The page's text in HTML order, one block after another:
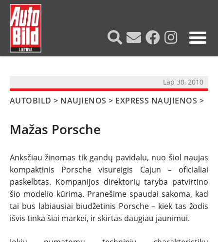
NAUJIENOS
TESTAI
Lap 30, 2010
AUTOBILD > NAUJIENOS > EXPRESS NAUJIENOS >
Mažas Porsche
Anksčiau žinomas tik gandų pavidalu, nuo šiol naujas
kompaktinis Porsche visureigis Cajun – oficialiai
paskelbtas. Kompanijos direktorių taryba patvirtino
šio modelio kūrimą. Pranešime spaudai sakoma, kad
tai bus labiausiai biudžetinis Porsche – kiek tas žodis
išvis tinka šiai markei, ir skirtas daugiau jaunimui.